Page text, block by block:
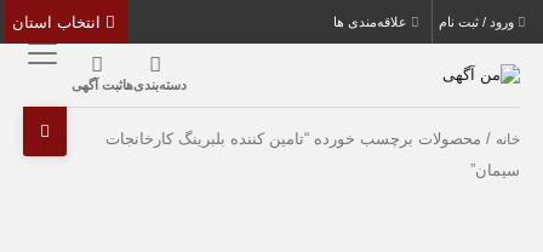
ورود / ثبت نام علاقه‌مندی ها
دسته‌بندی‌هاثبت آگهی
خانه / محصولات برچسب خورده “تامین کننده بلبرینگ کارخانجات
سیمان”